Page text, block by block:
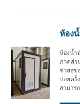
ห้อง
ห้องน้ำ
ภาคส่ว
ช่วยสุข
บ่อยครั้
สามาร